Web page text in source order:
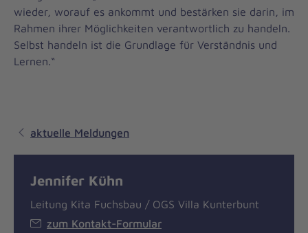
wieder, worauf es ankommt und bestärken sie darin, im
Rahmen ihrer Möglichkeiten verantwortlich zu handeln.
Selbst handeln ist die Grundlage für Verständnis und
Lernen.“
aktuelle Meldungen
Jennifer Kühn
Leitung Kita Fuchsbau / OGS Villa Kunterbunt
zum Kontakt-Formular